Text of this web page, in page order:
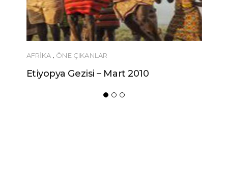
AFRIKA , ÖNE ÇIKANLAR
Etiyopya Gezisi – Mart 2010